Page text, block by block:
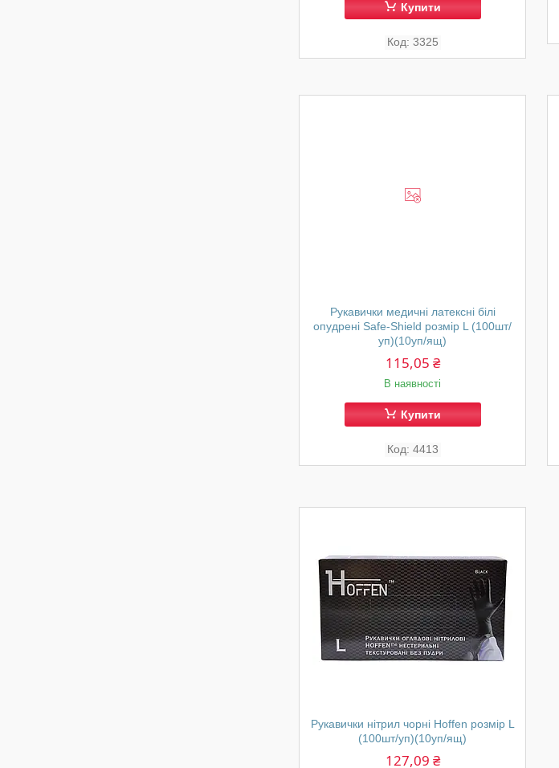
Купити
3325
Рукавички медичні латексні білі
опудрені Safe-Shield розмір L (100шт/
уп)(10уп/ящ)
115,05 ₴
В наявності
Купити
4413
Рукавички нітрил чорні Hoffen розмір L
(100шт/уп)(10уп/ящ)
127,09 ₴